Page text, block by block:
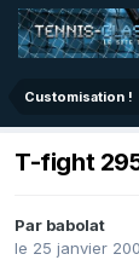
Customisation !
T-fight
Par babolat
le 25 janvier